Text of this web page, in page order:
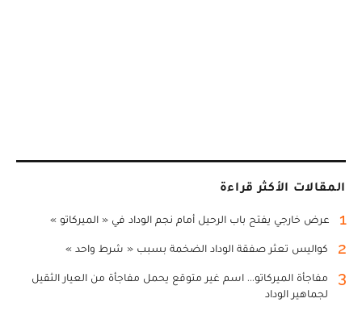
المقالات الأكثر قراءة
1 عرض خارجي يفتح باب الرحيل أمام نجم الوداد في « الميركاتو »
2 كواليس تعثر صفقة الوداد الضخمة بسبب « شرط واحد »
3
مفاجأة الميركاتو... اسم غير متوقع يحمل مفاجأة من العيار الثقيل
لجماهير الوداد